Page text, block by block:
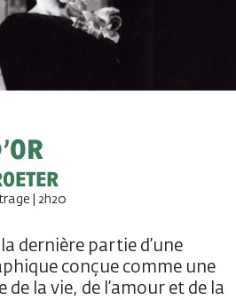
| 2h20
la dernière partie d’une
conçue comme une
la vie, de l’amour et de la